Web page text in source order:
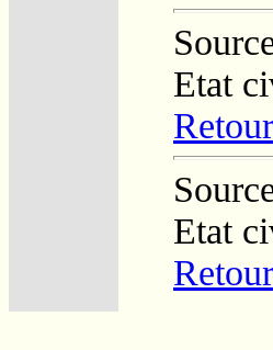
Etat
Retour
Etat
Retour